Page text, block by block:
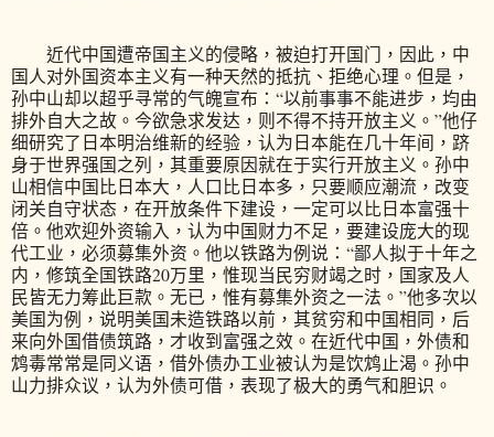
近代中国遭帝国主义的侵略，被迫打开国门，因此，中
国人对外国资本主义有一种天然的抵抗、拒绝心理。但是，
孙中山却以超乎寻常的气魄宣布：“以前事事不能进步，均由
排外自大之故。今欲急求发达，则不得不持开放主义。”他仔
细研究了日本明治维新的经验，认为日本能在几十年间，跻
身于世界强国之列，其重要原因就在于实行开放主义。孙中
山相信中国比日本大，人口比日本多，只要顺应潮流，改变
闭关自守状态，在开放条件下建设，一定可以比日本富强十
倍。他欢迎外资输入，认为中国财力不足，要建设庞大的现
代工业，必须募集外资。他以铁路为例说：“鄙人拟于十年之
内，修筑全国铁路20万里，惟现当民穷财竭之时，国家及人
民皆无力筹此巨款。无已，惟有募集外资之一法。”他多次以
美国为例，说明美国未造铁路以前，其贫穷和中国相同，后
来向外国借债筑路，才收到富强之效。在近代中国，外债和
鸩毒常常是同义语，借外债办工业被认为是饮鸩止渴。孙中
山力排众议，认为外债可借，表现了极大的勇气和胆识。